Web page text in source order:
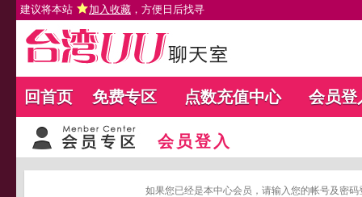
建议将本站 加入收藏 ，方便日后找寻
回首页 免费专区 点数充值中心 会员登
会员登入
如果您已经是本中心会员，请输入您的帐号及密